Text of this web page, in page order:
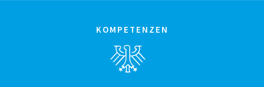
KOMPETENZEN